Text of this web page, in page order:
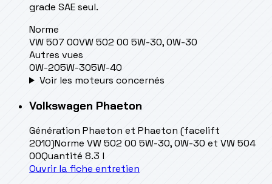
grade SAE seul.
Norme
VW 507 00VW 502 00 5W-30, 0W-30
Autres vues
0W-205W-305W-40
Voir les moteurs concernés
Volkswagen Phaeton
Génération Phaeton et Phaeton (facelift
2010)Norme VW 502 00 5W-30, 0W-30 et VW 504
00Quantité 8.3 l
Ouvrir la fiche entretien